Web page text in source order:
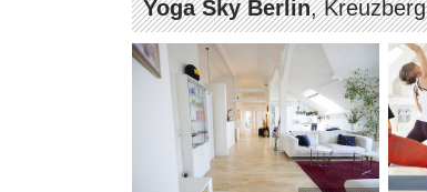
Yoga Sky Berlin,